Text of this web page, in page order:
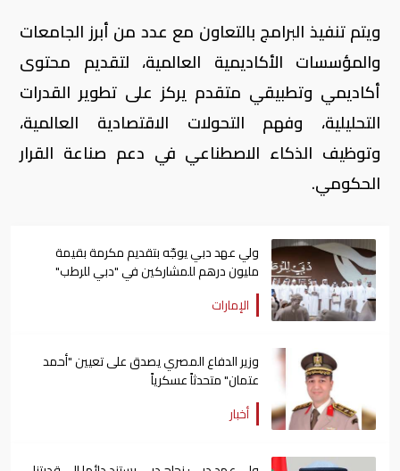
ويتم تنفيذ البرامج بالتعاون مع عدد من أبرز الجامعات
والمؤسسات الأكاديمية العالمية، لتقديم محتوى
أكاديمي وتطبيقي متقدم يركز على تطوير القدرات
التحليلية، وفهم التحولات الاقتصادية العالمية،
وتوظيف الذكاء الاصطناعي في دعم صناعة القرار
الحكومي.
ولي عهد دبي يوجّه بتقديم مكرمة بقيمة
مليون درهم للمشاركين في "دبي للرطب"
الإمارات
وزير الدفاع المصري يصدق على تعيين "أحمد
عتمان" متحدثاً عسكرياً
أخبار